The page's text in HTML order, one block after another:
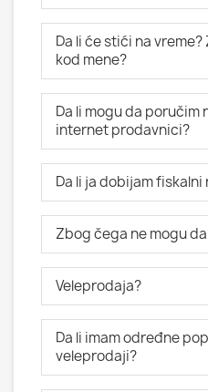
Da li će stići na
kod mene?
Da li mogu da poručim
internet prodavnici?
Da li ja dobijam fiskalni
Zbog čega ne mogu
Veleprodaja?
Da li imam određne
veleprodaji?